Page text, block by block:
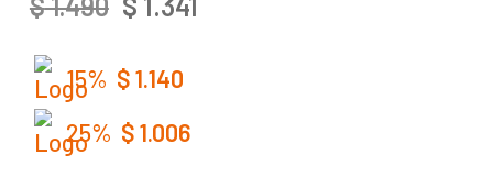
$1.490
PRECIO
ERA:
15% $1.140
25% $1.006